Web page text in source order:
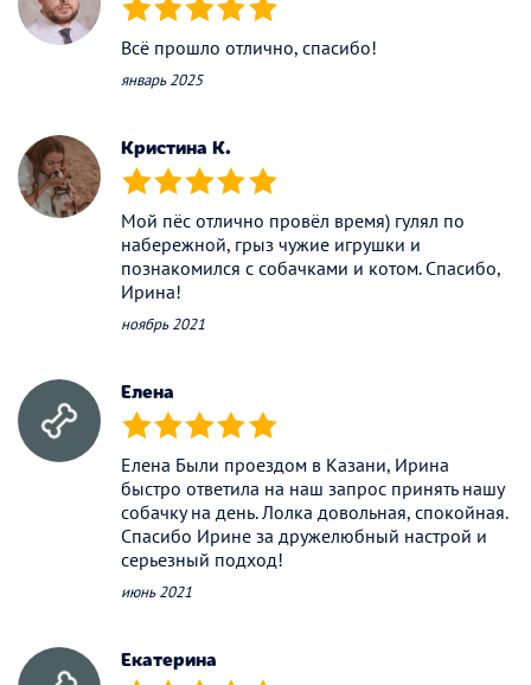
(*) (*) (*) (*) (*)
Всё прошло отлично, спасибо!
январь 2025
Кристина К.
(*) (*) (*) (*) (*)
Мой пёс отлично провёл время) гулял по
набережной, грыз чужие игрушки и
познакомился с собачками и котом. Спасибо,
Ирина!
ноябрь 2021
Елена
(*) (*) (*) (*) (*)
Елена Были проездом в Казани, Ирина
быстро ответила на наш запрос принять нашу
собачку на день. Лолка довольная, спокойная.
Спасибо Ирине за дружелюбный настрой и
серьезный подход!
июнь 2021
Екатерина